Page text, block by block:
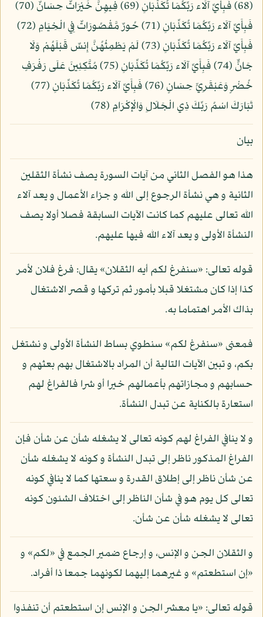
(68) فَبِأَيِّ آلَاء رَبِّكُمَا تُكَذِّبَانِ (69) فِيهِنَّ خَيْرَاتٌ حِسَانٌ (70)
فَبِأَيِّ آلَاء رَبِّكُمَا تُكَذِّبَانِ (71) حُورٌ مَّقْصُورَاتٌ فِي الْخِيَامِ (72)
فَبِأَيِّ آلَاء رَبِّكُمَا تُكَذِّبَانِ (73) لَمْ يَطْمِثْهُنَّ إِنسٌ قَبْلَهُمْ وَلَا
جَانٌّ (74) فَبِأَيِّ آلَاء رَبِّكُمَا تُكَذِّبَانِ (75) مُتَّكِئِينَ عَلَى رَفْرَفٍ
خُضْرٍ وَعَبْقَرِيٍّ حِسَانٍ (76) فَبِأَيِّ آلَاء رَبِّكُمَا تُكَذِّبَانِ (77)
تَبَارَكَ اسْمُ رَبِّكَ ذِي الْجَلَالِ وَالْإِكْرَامِ (78)
بيان
هذا هو الفصل الثاني من آيات السورة يصف نشأة الثقلين
الثانية و هي نشأة الرجوع إلى الله و جزاء الأعمال و يعد آلاء
الله تعالى عليهم كما كانت الآيات السابقة فصلا أولا يصف
النشأة الأولى و يعد آلاء الله فيها عليهم.
قوله تعالى: «سنفرغ لكم أيه الثقلان» يقال: فرغ فلان لأمر
كذا إذا كان مشتغلا قبلا بأمور ثم تركها و قصر الاشتغال
بذاك الأمر اهتماما به.
فمعنى «سنفرغ لكم» سنطوي بساط النشأة الأولى و نشتغل
بكم، و تبين الآيات التالية أن المراد بالاشتغال بهم بعثهم و
حسابهم و مجازاتهم بأعمالهم خيرا أو شرا فالفراغ لهم
استعارة بالكناية عن تبدل النشأة.
و لا ينافي الفراغ لهم كونه تعالى لا يشغله شأن عن شأن فإن
الفراغ المذكور ناظر إلى تبدل النشأة و كونه لا يشغله شأن
عن شأن ناظر إلى إطلاق القدرة و سعتها كما لا ينافي كونه
تعالى كل يوم هو في شأن الناظر إلى اختلاف الشئون كونه
تعالى لا يشغله شأن عن شأن.
و الثقلان الجن و الإنس، و إرجاع ضمير الجمع في «لكم» و
«إن استطعتم» و غيرهما إليهما لكونهما جمعا ذا أفراد.
قوله تعالى: «يا معشر الجن و الإنس إن استطعتم أن تنفذوا